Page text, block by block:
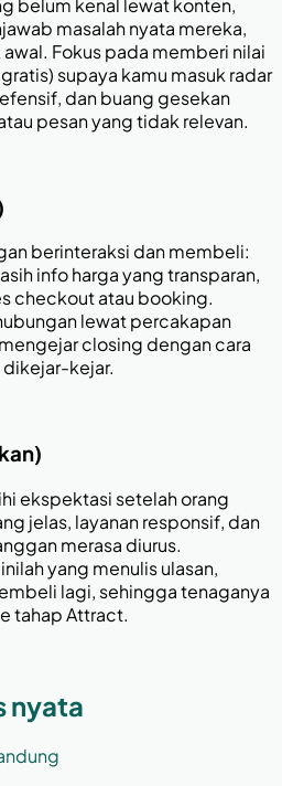
belum kenal lewat konten,
masalah nyata mereka,
Fokus pada memberi nilai
supaya kamu masuk radar
dan buang gesekan
pesan yang tidak relevan.
berinteraksi dan membeli:
info harga yang transparan,
checkout atau booking.
lewat percakapan
closing dengan cara
kejar.
ekspektasi setelah orang
jelas, layanan responsif, dan
merasa diurus.
yang menulis ulasan,
lagi, sehingga tenaganya
tahap Attract.
nyata